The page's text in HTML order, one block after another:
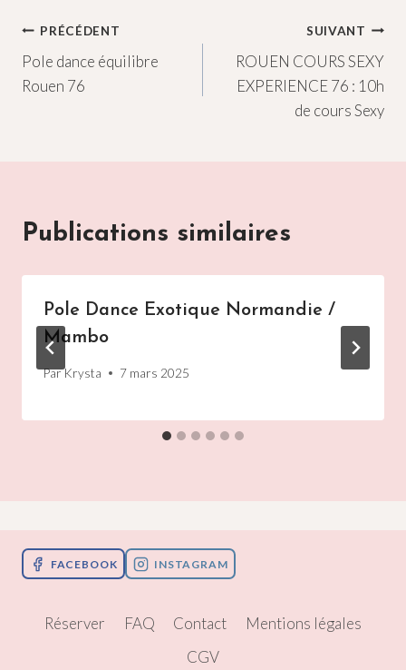
Navigation
de
PRÉCÉDENT
Pole dance équilibre
Rouen 76
SUIVANT
ROUEN COURS SEXY
EXPERIENCE 76 : 10h
de cours Sexy
Publications similaires
Pole Dance Exotique Normandie /
Mambo
ParKrysta 7 mars 2025
FACEBOOK INSTAGRAM
Réserver FAQ Contact
Mentions légales
CGV